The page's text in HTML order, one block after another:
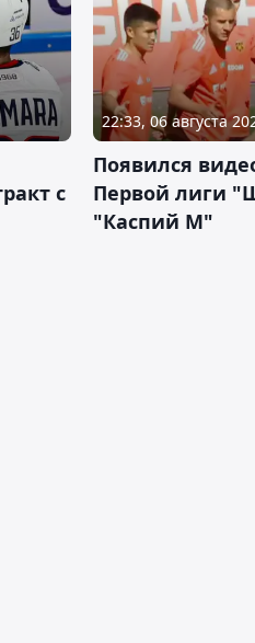
с
22:33, 06 августа
Появился
Первой лиги
"Каспий М"